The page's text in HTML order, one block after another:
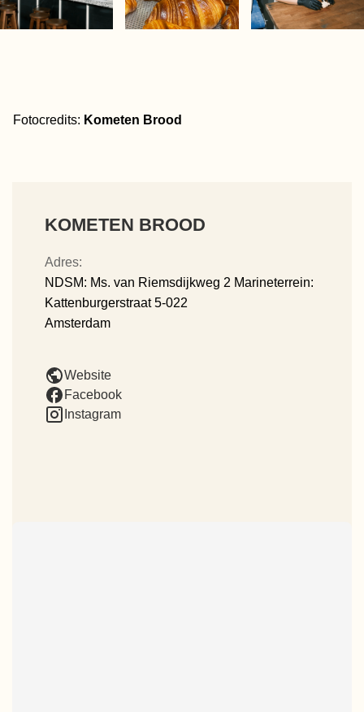
Fotocredits: Kometen Brood
KOMETEN BROOD
Adres:
NDSM: Ms. van Riemsdijkweg 2 Marineterrein:
Kattenburgerstraat 5-022
Amsterdam
Website
Facebook
Instagram